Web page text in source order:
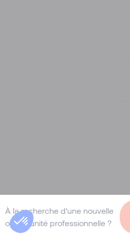
À la recherche d'une nouvelle
opportunité professionnelle ?